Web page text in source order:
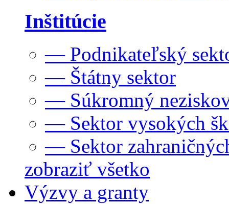
Inštitúcie
— Podnikateľský
— Štátny sektor
— Súkromný
— Sektor vysokých
— Sektor
zobraziť všetko
Výzvy a granty